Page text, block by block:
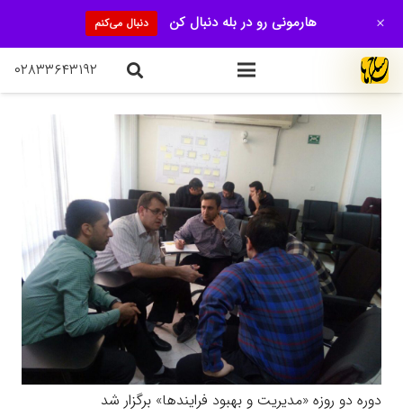
۰۲۸۳۳۶۴۳۱۹۲
دوره دو روزه «مدیریت و بهبود فرایندها» برگزار شد
هارمونی رو در بله دنبال کن دنبال می‌کنم +